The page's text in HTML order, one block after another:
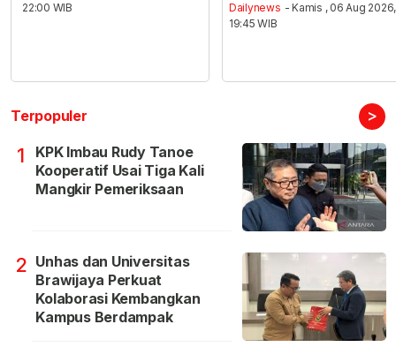
22:00 WIB
Dailynews - Kamis , 06 Aug 2026,
19:45 WIB
Terpopuler >
1
KPK Imbau Rudy Tanoe
Kooperatif Usai Tiga Kali
Mangkir Pemeriksaan
2 Unhas dan Universitas
Brawijaya Perkuat
Kolaborasi Kembangkan
Kampus Berdampak